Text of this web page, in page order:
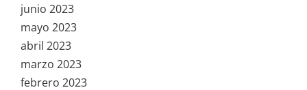
junio 2023
mayo 2023
abril 2023
marzo 2023
febrero 2023